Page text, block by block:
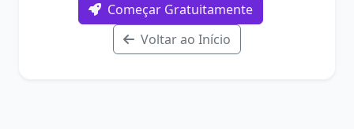
Começar Gratuitamente
Voltar ao Início